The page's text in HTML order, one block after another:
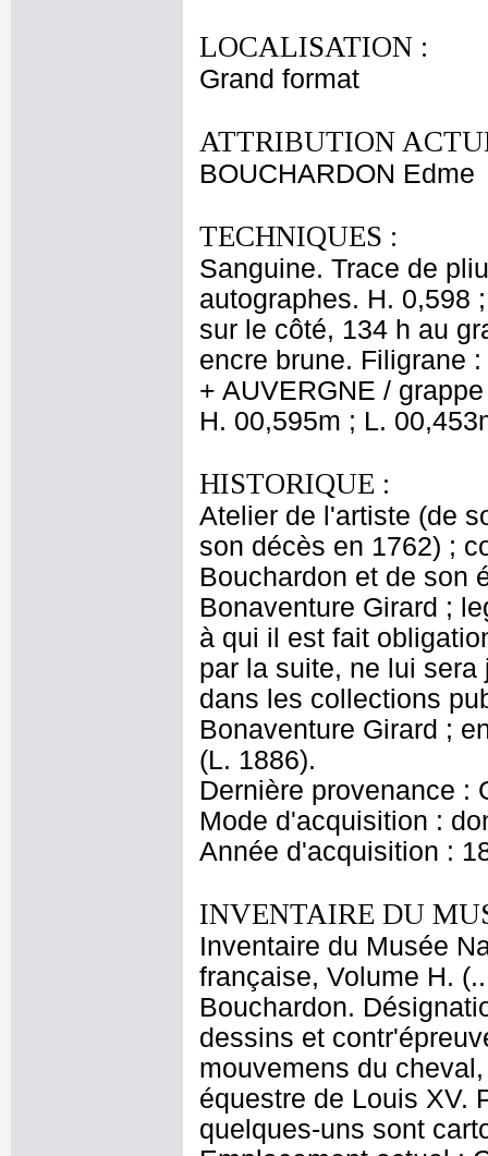
LOCALISATION :
Grand format
ATTRIBUTION
BOUCHARDON Edme
TECHNIQUES :
Sanguine. Trace de
autographes. H. 0,598
sur le côté, 134 h au
encre brune. Filigrane
+ AUVERGNE /
H. 00,595m ; L.
HISTORIQUE :
Atelier de l'artiste (de
son décès en 1762) ;
Bouchardon et de son
Bonaventure Girard ;
à qui il est fait
par la suite, ne lui
dans les collections
Bonaventure Girard ;
(L. 1886).
Dernière provenance :
Mode d'acquisition :
Année d'acquisition :
INVENTAIRE DU
Inventaire du Musée
française, Volume H.
Bouchardon.
dessins et
mouvemens du
équestre de Louis XV.
quelques-uns sont